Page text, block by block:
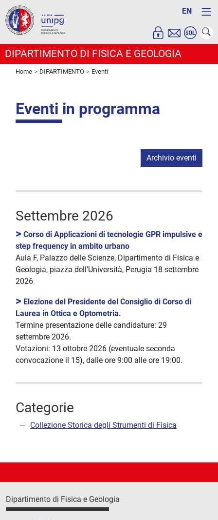
EN
DIPARTIMENTO DI FISICA E GEOLOGIA
Home DIPARTIMENTO Eventi
Eventi in programma
Archivio eventi
Settembre 2026
> Corso di Applicazioni di tecnologie GPR impulsive e
step frequency in ambito urbano
Aula F, Palazzo delle Scienze, Dipartimento di Fisica e
Geologia, piazza dell'Università, Perugia 18 settembre
2026
> Elezione del Presidente del Consiglio di Corso di
Laurea in Ottica e Optometria.
Termine presentazione delle candidature: 29
settembre 2026.
Votazioni: 13 ottobre 2026 (eventuale seconda
convocazione il 15), dalle ore 9:00 alle ore 19:00.
Categorie
Collezione Storica degli Strumenti di Fisica
Dipartimento di Fisica e Geologia